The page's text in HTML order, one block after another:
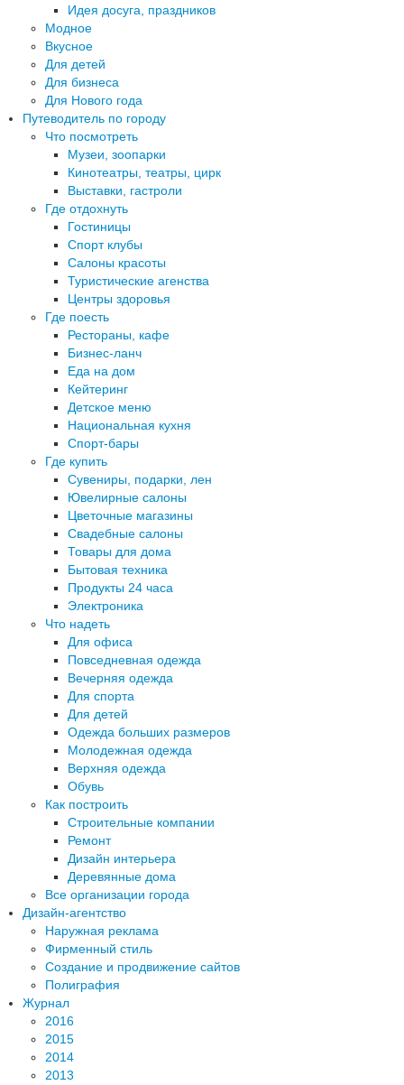
Идея досуга, праздников
Модное
Вкусное
Для детей
Для бизнеса
Для Нового года
Путеводитель по городу
Что посмотреть
Музеи, зоопарки
Кинотеатры, театры, цирк
Выставки, гастроли
Где отдохнуть
Гостиницы
Спорт клубы
Салоны красоты
Туристические агенства
Центры здоровья
Где поесть
Рестораны, кафе
Бизнес-ланч
Еда на дом
Кейтеринг
Детское меню
Национальная кухня
Спорт-бары
Где купить
Сувениры, подарки, лен
Ювелирные салоны
Цветочные магазины
Свадебные салоны
Товары для дома
Бытовая техника
Продукты 24 часа
Электроника
Что надеть
Для офиса
Повседневная одежда
Вечерняя одежда
Для спорта
Для детей
Одежда больших размеров
Молодежная одежда
Верхняя одежда
Обувь
Как построить
Строительные компании
Ремонт
Дизайн интерьера
Деревянные дома
Все организации города
Дизайн-агентство
Наружная реклама
Фирменный стиль
Создание и продвижение сайтов
Полиграфия
Журнал
2016
2015
2014
2013